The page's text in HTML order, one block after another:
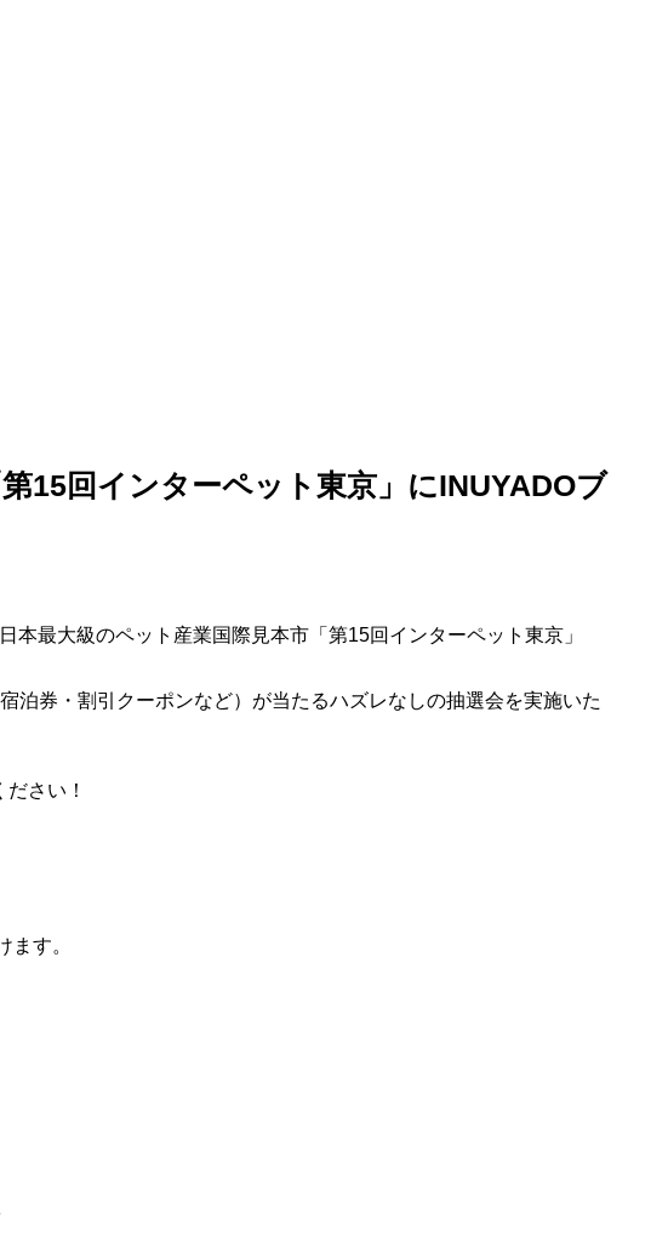
15回インターペット東京」にINUYADOブ
最大級のペット産業国際見本市「第15回インターペット東京」
泊券・割引クーポンなど）が当たるハズレなしの抽選会を実施いた
さい！
す。